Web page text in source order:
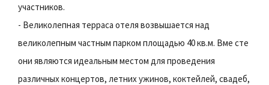
участников.
- Великолепная терраса отеля возвышается над
великолепным частным парком площадью 40 кв.м. Вме сте
они являются идеальным местом для проведения
различных концертов, летних ужинов, коктейлей, свадеб,